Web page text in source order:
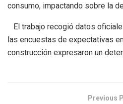
consumo, impactando sobre la
El trabajo recogió datos
las encuestas de expectativas
construcción expresaron un
Previous